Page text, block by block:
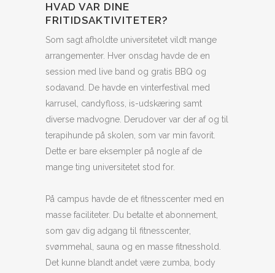
HVAD VAR DINE
FRITIDSAKTIVITETER?
Som sagt afholdte universitetet vildt mange
arrangementer. Hver onsdag havde de en
session med live band og gratis BBQ og
sodavand. De havde en vinterfestival med
karrusel, candyfloss, is-udskæring samt
diverse madvogne. Derudover var der af og til
terapihunde på skolen, som var min favorit.
Dette er bare eksempler på nogle af de
mange ting universitetet stod for.
På campus havde de et fitnesscenter med en
masse faciliteter. Du betalte et abonnement,
som gav dig adgang til fitnesscenter,
svømmehal, sauna og en masse fitnesshold.
Det kunne blandt andet være zumba, body